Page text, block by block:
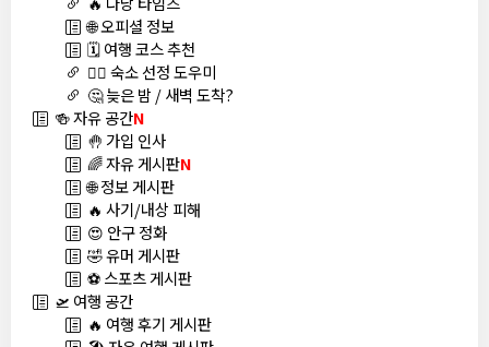
🌐 오피셜 정보
🗓️ 여행 코스 추천
🏊‍♀️ 숙소 선정 도우미
🤔 늦은 밤 / 새벽 도착?
🍻 자유 공간N
🤚 가입 인사
🌈 자유 게시판N
🌐 정보 게시판
🔥 사기/내상 피해
😍 안구 정화
🤣 유머 게시판
⚽ 스포츠 게시판
🛫 여행 공간
🔥 여행 후기 게시판